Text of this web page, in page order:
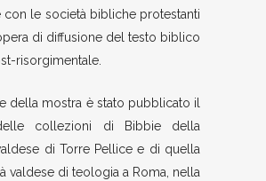
con le società bibliche protestanti
di diffusione del testo biblico
risorgimentale.
della mostra è stato pubblicato il
collezioni di Bibbie della
di Torre Pellice e di quella
valdese di teologia a Roma, nella